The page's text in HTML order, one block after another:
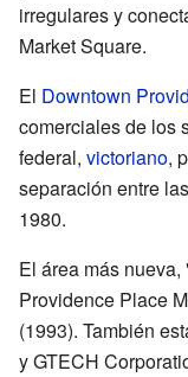
irregulares y
Market Square.
El Downtown
comerciales de los
federal, victoriano,
separación entre
1980.
El área más
Providence Place
(1993). También
y GTECH